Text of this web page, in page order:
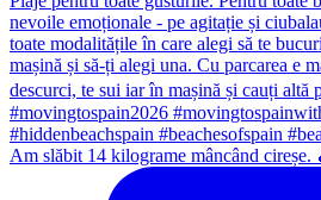
Am slăbit 14 kilograme mâncând cireșe.